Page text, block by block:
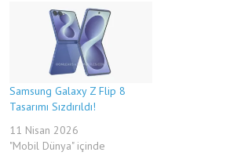
Samsung Galaxy Z Flip 8
Tasarımı Sızdırıldı!
11 Nisan 2026
"Mobil Dünya" içinde